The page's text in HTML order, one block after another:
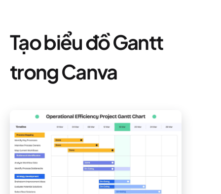
Tạo biểu đồ Gantt
trong Canva